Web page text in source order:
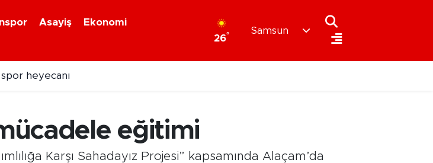
Asayiş
Ekonomi
26°
Samsun
heyecanı
eğitimi
Karşı Sahadayız Projesi” kapsamında Alaçam’da